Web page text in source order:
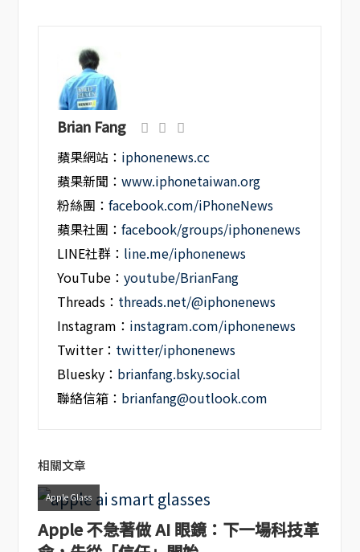
Brian Fang
蘋果網站： iphonenews.cc
蘋果新聞：www.iphonetaiwan.org
粉絲團：facebook.com/iPhoneNews
蘋果社團：facebook/groups/iphonenews
LINE社群： line.me/iphonenews
YouTube：youtube/BrianFang
Threads： threads.net/@iphonenews
Instagram： instagram.com/iphonenews
Twitter： twitter/iphonenews
Bluesky： brianfang.bsky.social
聯絡信箱： brianfang@outlook.com
相關文章
Apple Glass
Apple 不急著做 AI 眼鏡：下一場科技革